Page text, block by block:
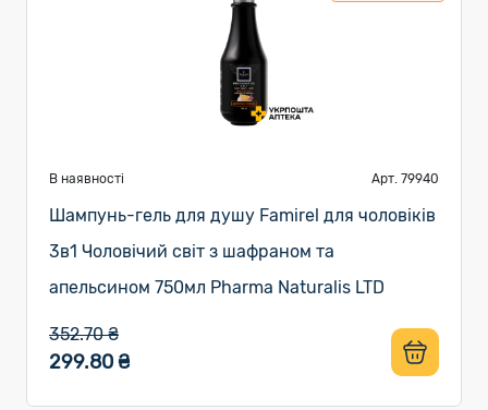
В наявності Арт. 79940
Шампунь-гель для душу Famirel для чоловіків
3в1 Чоловічий світ з шафраном та
апельсином 750мл Pharma Naturalis LTD
352.70 ₴
299.80 ₴